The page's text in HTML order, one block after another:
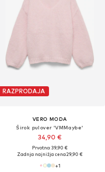
RAZPRODAJA
VERO MODA
Širok pulover 'VMMaybe'
34,90 €
Prvotno: 39,90 €
Zadnja najnižja cena29,90 €
+1